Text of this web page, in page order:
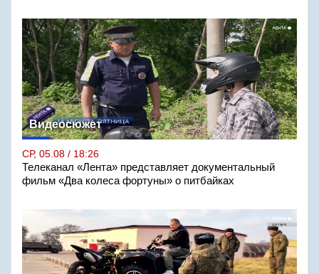
Видеосюжет
СР, 05.08 / 18:26
Телеканал «Лента» представляет документальный
фильм «Два колеса фортуны» о питбайках